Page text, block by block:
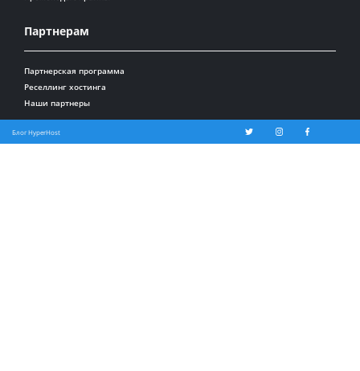
Партнерам
Партнерская программа
Реселлинг хостинга
Наши партнеры
Блог HyperHost